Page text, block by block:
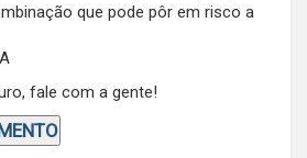
que pode pôr em risco a
fale com a gente!